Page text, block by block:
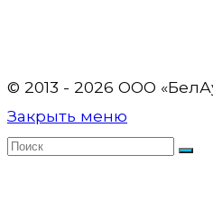
© 2013 - 2026 OOO
Закрыть меню